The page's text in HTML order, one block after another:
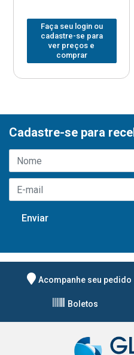
Faça seu login ou
cadastre-se para
ver preços e
comprar
Cadastre-se para
Acompanhe seu pedido
Boletos